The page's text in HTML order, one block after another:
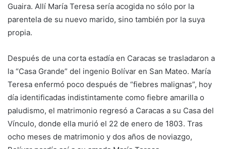
Guaira. Allí María Teresa sería acogida no sólo por la
parentela de su nuevo marido, sino también por la suya
propia.
Después de una corta estadía en Caracas se trasladaron a
la “Casa Grande” del ingenio Bolívar en San Mateo. María
Teresa enfermó poco después de “fiebres malignas”, hoy
día identificadas indistintamente como fiebre amarilla o
paludismo, el matrimonio regresó a Caracas a su Casa del
Vínculo, donde ella murió el 22 de enero de 1803. Tras
ocho meses de matrimonio y dos años de noviazgo,